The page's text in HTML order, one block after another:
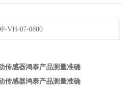
VH-07-0800
传感器鸿泰产品测量准确
传感器鸿泰产品测量准确